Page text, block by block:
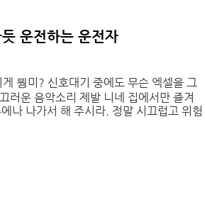
운전하는 운전자
뭥미? 신호대기 중에도 무슨 엑셀을 그
러운 음악소리 제발 니네 집에서만 즐겨
나 나가서 해 주시라. 정말 시끄럽고 위험